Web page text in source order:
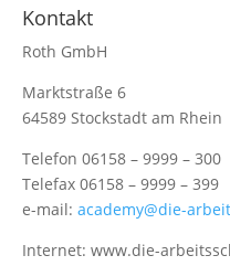
Kontakt
Roth GmbH
Marktstraße 6
64589 Stockstadt am Rhein
Telefon 06158 – 9999 – 300
Telefax 06158 – 9999 – 399
e-mail: academy@die-
Internet: www.die-